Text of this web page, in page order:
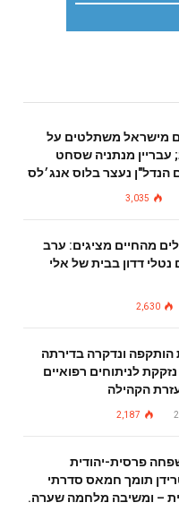
מישראל משתלטים על
מנתניה שסחט
הנדל"ן נעצר בלוס אנג׳לס
3,035
מהחיים מציגים: ערב
דדון בבית של אלי
2,630
הותקפה ונדקרה בדירתה
לניתוחים רפואיים
הקהילה
2,187
פרסית-יהודית
תומך חמאס סדרתי
– ומשיבה מלחמה שערה.